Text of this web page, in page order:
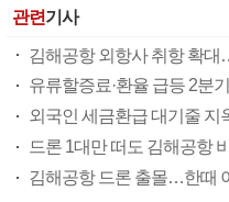
관련기사
김해공항 외항사 취항 확
유류할증료·환율 급등 2분
외국인 세금환급 대기줄
드론 1대만 떠도 김해공항
김해공항 드론 출몰…한때